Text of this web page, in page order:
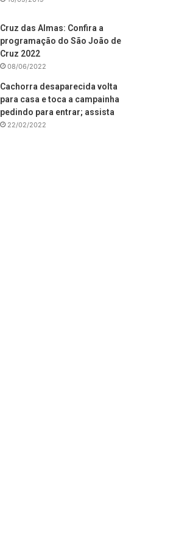
Cruz das Almas: Confira a
programação do São João de
Cruz 2022
08/06/2022
Cachorra desaparecida volta
para casa e toca a campainha
pedindo para entrar; assista
22/02/2022